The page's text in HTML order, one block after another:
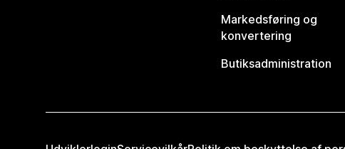
Markedsføring og
konvertering
Butiksadministration